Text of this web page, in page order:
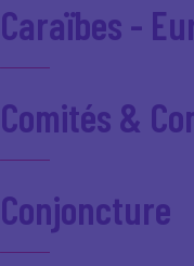
Caraïbes -
Comités &
Conjoncture